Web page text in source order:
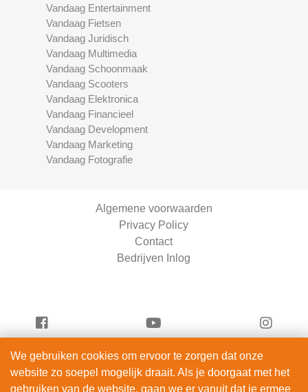
Vandaag Entertainment
Vandaag Fietsen
Vandaag Juridisch
Vandaag Multimedia
Vandaag Schoonmaak
Vandaag Scooters
Vandaag Elektronica
Vandaag Financieel
Vandaag Development
Vandaag Marketing
Vandaag Fotografie
Algemene voorwaarden
Privacy Policy
Contact
Bedrijven Inlog
Serviceright Schoonmaak is onderdeel van
ServiceRight B.V. | KVK 90914872
We gebruiken cookies om ervoor te zorgen dat onze
website zo soepel mogelijk draait. Als je doorgaat met het
gebruiken van de website, gaan we er vanuit dat je ermee